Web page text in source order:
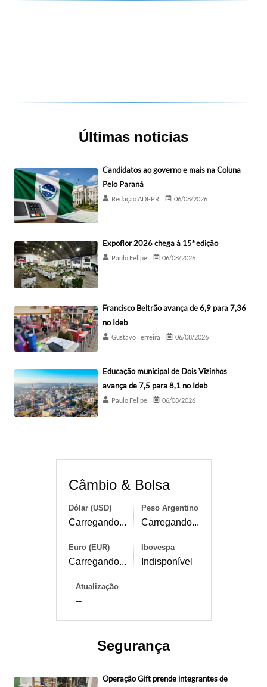
Últimas noticias
Candidatos ao governo e mais na Coluna
Pelo Paraná
Redação ADI-PR 06/08/2026
Expoflor 2026 chega à 15ª edição
Paulo Felipe 06/08/2026
Francisco Beltrão avança de 6,9 para 7,36
no Ideb
Gustavo Ferreira 06/08/2026
Educação municipal de Dois Vizinhos
avança de 7,5 para 8,1 no Ideb
Paulo Felipe 06/08/2026
Câmbio & Bolsa
Dólar (USD)
Carregando...
Peso Argentino
Carregando...
Euro (EUR)
Carregando...
Ibovespa
Indisponível
Atualização
--
Segurança
Operação Gift prende integrantes de